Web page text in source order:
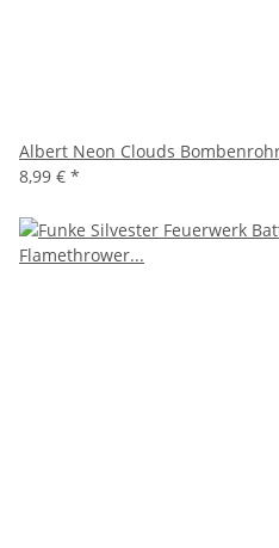
Albert Neon Clouds
8,99 € *